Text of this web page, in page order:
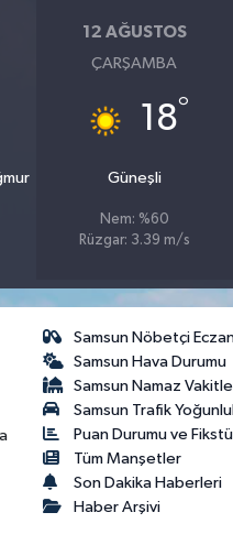
12 AĞUSTOS
ÇARŞAMBA
18°
Güneşli
Nem: %60
Rüzgar: 3.39 m/s
Samsun Nöbetçi
Samsun Hava Durumu
Samsun Namaz
Samsun Trafik
Puan Durumu ve
Tüm Manşetler
Son Dakika Haberleri
Haber Arşivi